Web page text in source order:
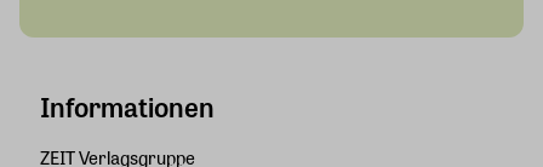
Informationen
ZEIT Verlagsgruppe